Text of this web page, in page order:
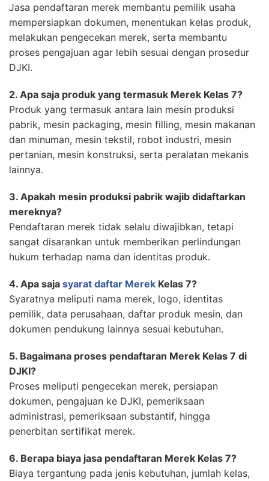
Jasa pendaftaran merek membantu pemilik usaha
mempersiapkan dokumen, menentukan kelas produk,
melakukan pengecekan merek, serta membantu
proses pengajuan agar lebih sesuai dengan prosedur
DJKI.
2. Apa saja produk yang termasuk Merek Kelas 7?
Produk yang termasuk antara lain mesin produksi
pabrik, mesin packaging, mesin filling, mesin makanan
dan minuman, mesin tekstil, robot industri, mesin
pertanian, mesin konstruksi, serta peralatan mekanis
lainnya.
3. Apakah mesin produksi pabrik wajib didaftarkan
mereknya?
Pendaftaran merek tidak selalu diwajibkan, tetapi
sangat disarankan untuk memberikan perlindungan
hukum terhadap nama dan identitas produk.
4. Apa saja syarat daftar Merek Kelas 7?
Syaratnya meliputi nama merek, logo, identitas
pemilik, data perusahaan, daftar produk mesin, dan
dokumen pendukung lainnya sesuai kebutuhan.
5. Bagaimana proses pendaftaran Merek Kelas 7 di
DJKI?
Proses meliputi pengecekan merek, persiapan
dokumen, pengajuan ke DJKI, pemeriksaan
administrasi, pemeriksaan substantif, hingga
penerbitan sertifikat merek.
6. Berapa biaya jasa pendaftaran Merek Kelas 7?
Biaya tergantung pada jenis kebutuhan, jumlah kelas,